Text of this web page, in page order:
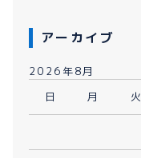
アーカイブ
2026年8月
日
月 火